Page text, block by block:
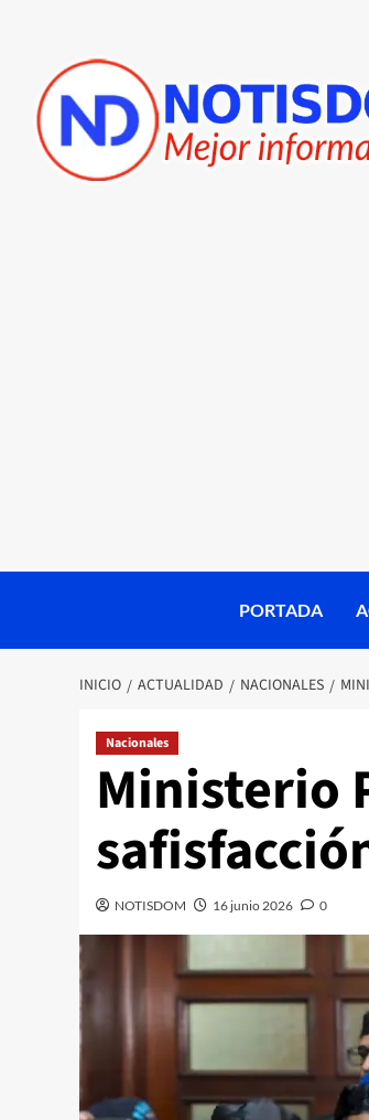
PORTADA
INICIO ACTUALIDAD NACIONALES
Nacionales
Ministerio
NOTISDOM 16 junio 2026 0